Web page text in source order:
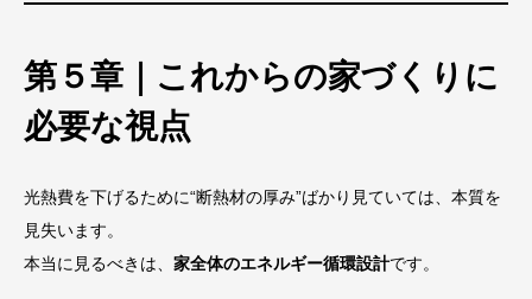
第５章｜これからの家づくりに
必要な視点
光熱費を下げるために“断熱材の厚み”ばかり見ていては、本質を
見失います。
本当に見るべきは、 家全体のエネルギー循環設計です。